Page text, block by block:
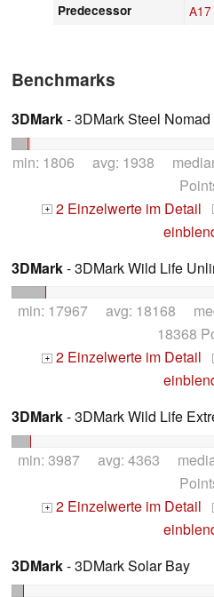
Predecessor
Benchmarks
3DMark- 3DMark Steel
min: 1806 avg: 1938
+ 2 Einzelwerte im Detail
3DMark- 3DMark Wild Life
min: 17967 avg: 18168
18368
+ 2 Einzelwerte im Detail
3DMark- 3DMark Wild Life
min: 3987 avg: 4363
+ 2 Einzelwerte im Detail
3DMark- 3DMark Solar Bay